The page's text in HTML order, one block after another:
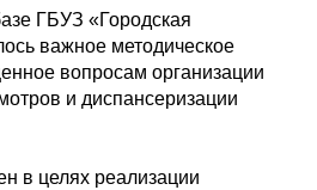
ГБУЗ «Городская
важное методическое
вопросам организации
и диспансеризации
в целях реализации